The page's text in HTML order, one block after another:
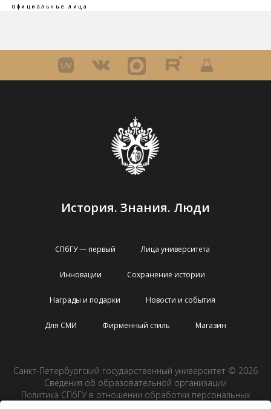
Официальные лица
История. Знания. Люди
СПбГУ — первый Лица университета
Инновации Сохранение истории
Награды и подарки Новости и события
Для СМИ Фирменный стиль Магазин
Санкт-Петербургский государственный университет © 2026
Сведения об образовательной организации
Политика СПбГУ в отношении обработки персональных